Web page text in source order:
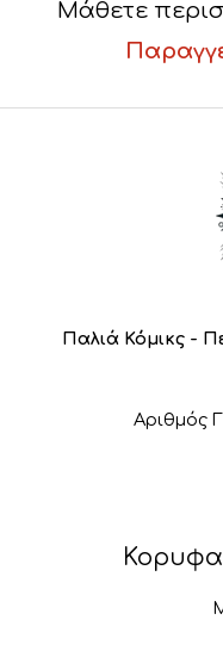
Μάθετε
Παλιά Κόμικς -
Αριθμός